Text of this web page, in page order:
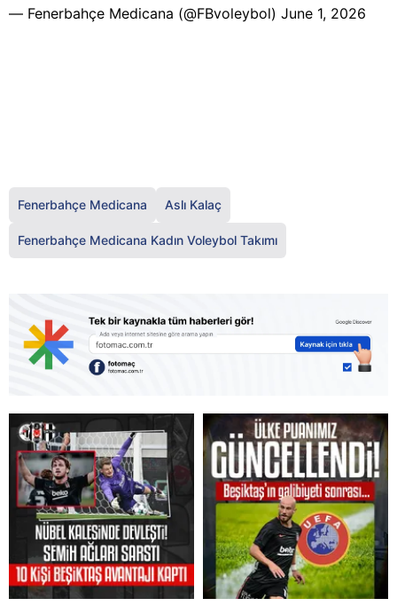
— Fenerbahçe Medicana (@FBvoleybol) June 1, 2026
Fenerbahçe Medicana Aslı Kalaç
Fenerbahçe Medicana Kadın Voleybol Takımı